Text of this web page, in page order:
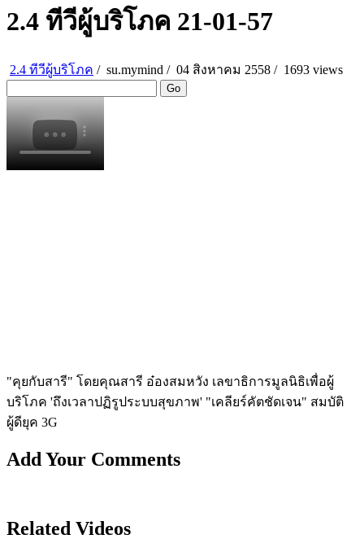
2.4 ทีวีผู้บริโภค 21-01-57
2.4 ทีวีผู้บริโภค / su.mymind / 04 สิงหาคม 2558 / 1693 views
Go
"คุยกับสารี" โดยคุณสารี อ๋องสมหวัง เลขาธิการมูลนิธิเพื่อผู้
บริโภค 'ถึงเวลาปฏิรูประบบสุขภาพ' "เคลียร์คัตชัดเจน" สมบัติ
ผู้ดียุค 3G
Add Your Comments
Related Videos